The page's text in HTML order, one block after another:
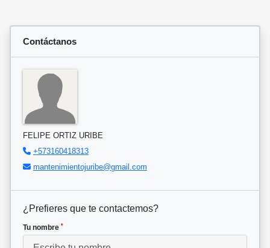
Contáctanos
FELIPE ORTIZ URIBE
+573160418313
mantenimientojuribe@gmail.com
¿Prefieres que te contactemos?
Tu nombre *